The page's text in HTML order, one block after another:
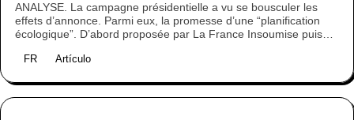
ANALYSE. La campagne présidentielle a vu se bousculer les
effets d’annonce. Parmi eux, la promesse d’une “planification
écologique”. D’abord proposée par La France Insoumise puis
a fait son entrée au gouvernement. Est donc venu, après le
mise en œuvre. Mais quelle planification écologique voulons-
nous ? Et comment la mener ? Eléments de réponse.
FR Artículo